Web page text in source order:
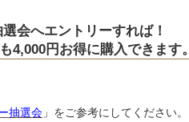
会へエントリーすれば！
円お得に購入できます。
抽選会」をご参考にしてください。